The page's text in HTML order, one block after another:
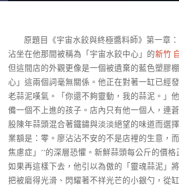
原題目《宇宙水餃與終極醬料師》第一章
沾坐在他那間被稱為「宇宙水餃中心」的新竹
但這間店的外觀更像是一個被遺棄的藍色塑膠
心」這兩個詞毫無關係。他正在對著一缸已經
老蒜泥嘆氣。「你還不夠靈動，我的蒜泥。」
備一個不上進的孩子。店內只有他一個人，連
股陳年蒜頭混合著鐵鏽與淡淡絕望的味道而選
業額是：零。廖沾沾不安的不是店裡的生意，
焦慮症」**的深層恐懼。新鮮蒜頭每公斤的價格
如果再這樣下去，他引以為傲的「靈魂蒜泥」
把被磨得光滑、閃耀著不祥光芒的小銀勺，從